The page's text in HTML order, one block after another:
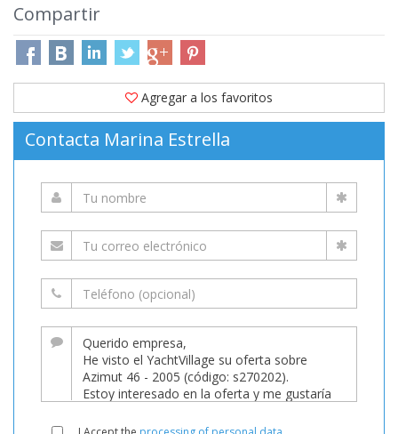
Compartir
Agregar a los favoritos
Contacta Marina Estrella